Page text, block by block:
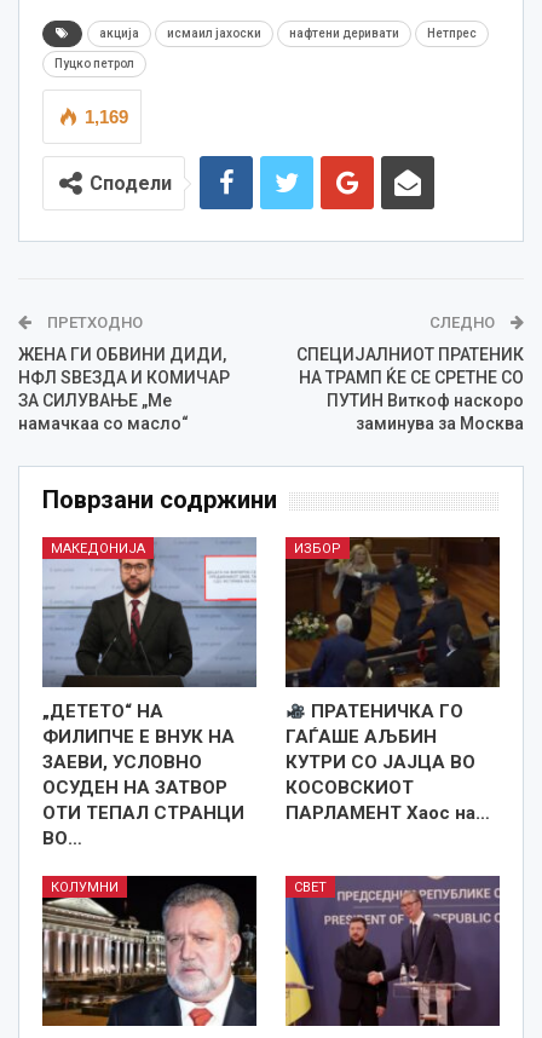
акција исмаил јахоски нафтени деривати Нетпрес
Пуцко петрол
1,169
Сподели
ПРЕТХОДНО
ЖЕНА ГИ ОБВИНИ ДИДИ,
НФЛ ЅВЕЗДА И КОМИЧАР
ЗА СИЛУВАЊЕ „Ме
намачкаа со масло“
СЛЕДНО
СПЕЦИЈАЛНИОТ ПРАТЕНИК
НА ТРАМП ЌЕ СЕ СРЕТНЕ СО
ПУТИН Виткоф наскоро
заминува за Москва
Поврзани содржини
МАКЕДОНИЈА
„ДЕТЕТО“ НА
ФИЛИПЧЕ Е ВНУК НА
ЗАЕВИ, УСЛОВНО
ОСУДЕН НА ЗАТВОР
ОТИ ТЕПАЛ СТРАНЦИ
ВО…
ИЗБОР
ПРАТЕНИЧКА ГО
ГАЃАШЕ АЉБИН
КУТРИ СО ЈАЈЦА ВО
КОСОВСКИОТ
ПАРЛАМЕНТ Хаос на…
КОЛУМНИ СВЕТ